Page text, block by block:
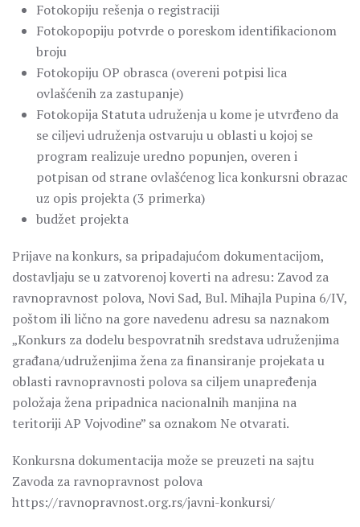
Fotokopiju rešenja o registraciji
Fotokopopiju potvrde o poreskom identifikacionom
broju
Fotokopiju OP obrasca (overeni potpisi lica
ovlašćenih za zastupanje)
Fotokopija Statuta udruženja u kome je utvrđeno da
se ciljevi udruženja ostvaruju u oblasti u kojoj se
program realizuje uredno popunjen, overen i
potpisan od strane ovlašćenog lica konkursni obrazac
uz opis projekta (3 primerka)
budžet projekta
Prijave na konkurs, sa pripadajućom dokumentacijom,
dostavljaju se u zatvorenoj koverti na adresu: Zavod za
ravnopravnost polova, Novi Sad, Bul. Mihajla Pupina 6/IV,
poštom ili lično na gore navedenu adresu sa naznakom
„Konkurs za dodelu bespovratnih sredstava udruženjima
građana/udruženjima žena za finansiranje projekata u
oblasti ravnopravnosti polova sa ciljem unapređenja
položaja žena pripadnica nacionalnih manjina na
teritoriji AP Vojvodine” sa oznakom Ne otvarati.
Konkursna dokumentacija može se preuzeti na sajtu
Zavoda za ravnopravnost polova
https://ravnopravnost.org.rs/javni-konkursi/